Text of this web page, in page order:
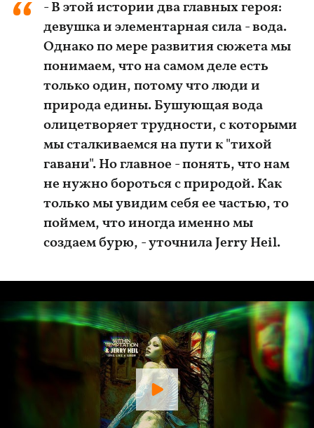
- В этой истории два главных героя:
девушка и элементарная сила - вода.
Однако по мере развития сюжета мы
понимаем, что на самом деле есть
только один, потому что люди и
природа едины. Бушующая вода
олицетворяет трудности, с которыми
мы сталкиваемся на пути к "тихой
гавани". Но главное - понять, что нам
не нужно бороться с природой. Как
только мы увидим себя ее частью, то
поймем, что иногда именно мы
создаем бурю, - уточнила Jerry Heil.